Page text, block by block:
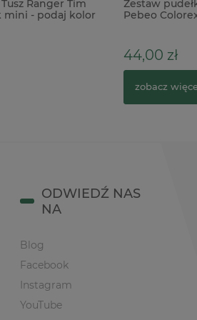
Ranger Tim
mini - podaj kolor
Zestaw
Pebeo
44,00 zł
zobacz
ODWIEDŹ NAS
NA
Blog
Facebook
Instagram
YouTube